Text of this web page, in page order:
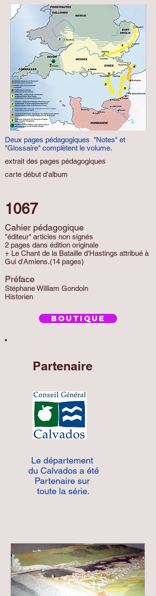
Deux pages pédagogiques "Notes" et
"Glossaire" complètent le volume.
extrait des pages pédagogiques
carte début d'album
1067
Cahier pédagogique
"éditeur" articles non signés
2 pages dans édition originale
+ Le Chant de la Bataille d'Hastings attribué à
Gui d'Amiens.(14 pages)
Préface
Stéphane William Gondoin
Historien
BOUTIQUE
Partenaire
Le département
du Calvados a été
Partenaire sur
toute la série.